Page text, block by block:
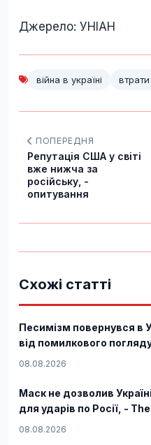
Джерело: УНІАН
війна в україні втрати
ПОПЕРЕДНЯ
Репутація США у світі
вже нижча за
російську, -
опитування
Схожі статті
Песимізм повернувся в
від помилкового
08.08.2026
Маск не дозволив
для ударів по Росії, -
08.08.2026